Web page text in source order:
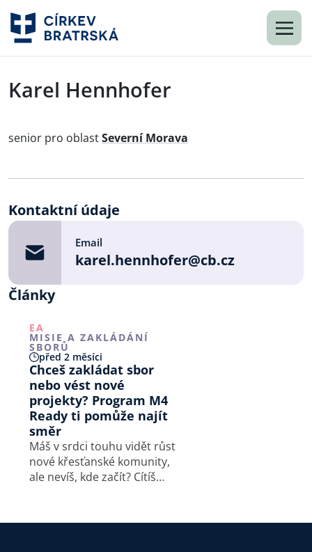
Karel Hennhofer
senior pro oblastSeverní Morava
Kontaktní údaje
Email
karel.hennhofer@cb.cz
Články
EA
MISIE A ZAKLÁDÁNÍ
SBORŮ
před 2 měsíci
Chceš zakládat sbor
nebo vést nové
projekty? Program M4
Ready ti pomůže najít
směr
Máš v srdci touhu vidět růst
nové křesťanské komunity,
ale nevíš, kde začít? Cítíš
tým? Právě pro tebe otevírá